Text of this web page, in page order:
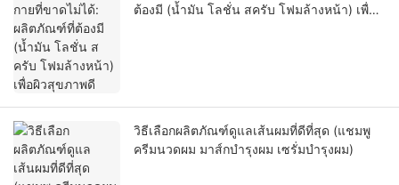
ต้องมี (น้ำมัน โลชั่น สครับ โฟมล้างหน้า) เพื่อ
วิธีเลือกผลิตภัณฑ์ดูแลเส้นผมที่ดีที่สุด (แชมพู
ครีมนวดผม มาส์กบำรุงผม เซรั่มบำรุงผม)